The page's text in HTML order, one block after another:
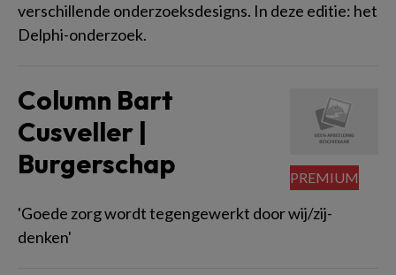
verschillende onderzoeksdesigns. In deze editie: het
Delphi-onderzoek.
Column Bart
Cusveller |
Burgerschap
'Goede zorg wordt tegengewerkt door wij/zij-
denken'